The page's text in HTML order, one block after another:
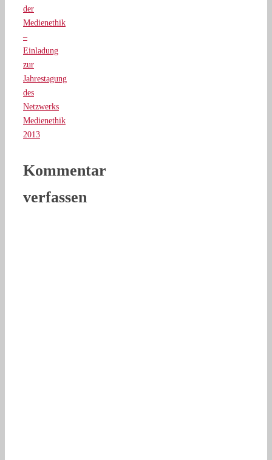
der
Medienethik
–
Einladung
zur
Jahrestagung
des
Netzwerks
Medienethik
2013
Kommentar
verfassen